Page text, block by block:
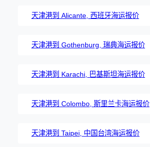
天津港到 Alicante, 西班牙海运报价
天津港到 Gothenburg, 瑞典海运报价
天津港到 Karachi, 巴基斯坦海运报价
天津港到 Colombo, 斯里兰卡海运报价
天津港到 Taipei, 中国台湾海运报价